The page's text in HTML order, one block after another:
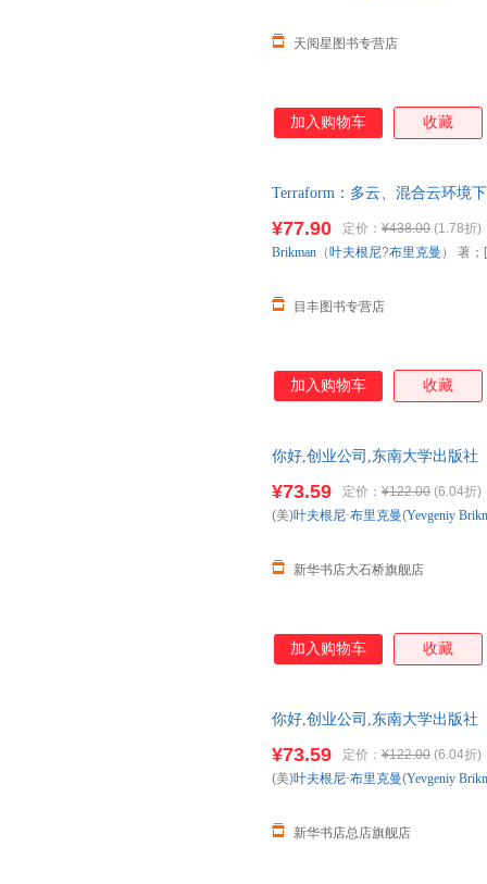
天阅星图书专营店
加入购物车 收藏
Terraform：多云、混合云环境
发票。
¥77.90 定价： ¥438.00 (1.78折)
目丰图书专营店
Brikman （叶夫根尼?布里克曼 ） 著；
加入购物车 收藏
你好,创业公司,东南大学出版社
¥73.59 定价： ¥122.00 (6.04折)
新华书店大石桥旗舰店
(美)叶夫根尼·布里克曼(Yevgeniy
加入购物车 收藏
你好,创业公司,东南大学出版社
¥73.59 定价： ¥122.00 (6.04折)
新华书店总店旗舰店
(美)叶夫根尼·布里克曼(Yevgeniy